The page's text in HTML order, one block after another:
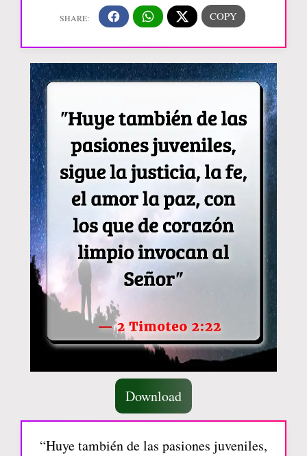
Download
“Huye también de las pasiones juveniles,